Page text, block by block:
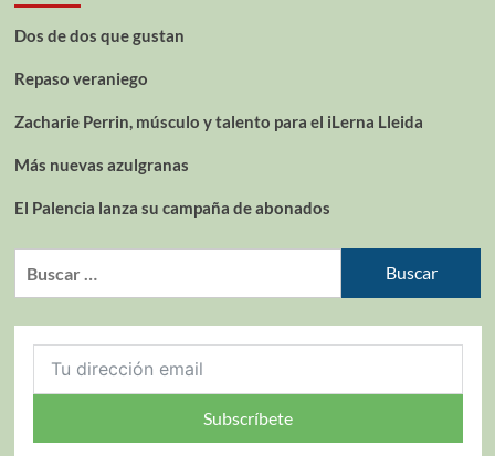
Dos de dos que gustan
Repaso veraniego
Zacharie Perrin, músculo y talento para el iLerna Lleida
Más nuevas azulgranas
El Palencia lanza su campaña de abonados
Subscríbete